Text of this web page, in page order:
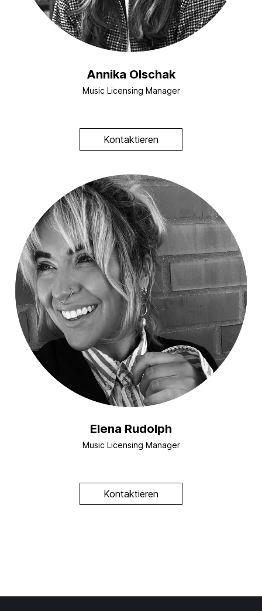
Annika Olschak
Music Licensing Manager
Kontaktieren
Elena Rudolph
Music Licensing Manager
Kontaktieren